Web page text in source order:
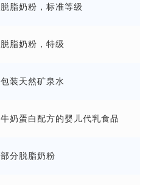
脱脂奶粉，标准等级
脱脂奶粉，特级
包装天然矿泉水
牛奶蛋白配方的婴儿代乳食品
部分脱脂奶粉